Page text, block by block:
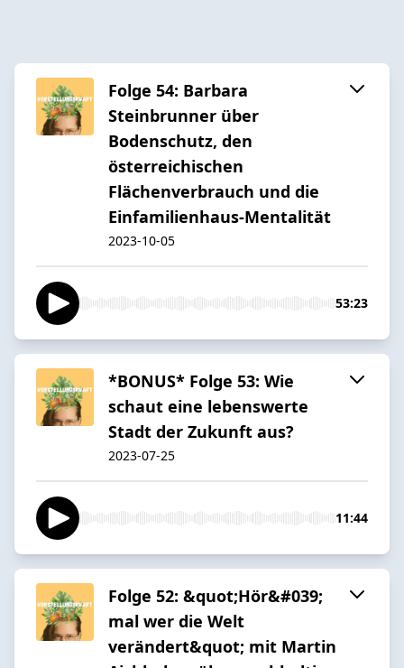
Folge 54: Barbara
Steinbrunner über
Bodenschutz, den
österreichischen
Flächenverbrauch und die
Einfamilienhaus-Mentalität
2023-10-05
53:23
*BONUS* Folge 53: Wie
schaut eine lebenswerte
Stadt der Zukunft aus?
2023-07-25
11:44
Folge 52: &quot;Hör&#039;
mal wer die Welt
verändert&quot; mit Martin